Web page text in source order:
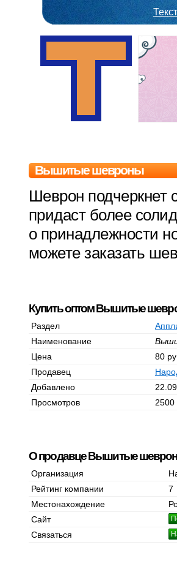
Вышитые шевроны
Шеврон подчеркнет
придаст более
о принадлежности
можете заказать
Купить оптом Вышитые
Раздел
Наименование
Цена
80
Продавец
Добавлено
Просмотров
2500
О продавце Вышитые
Организация
Рейтинг компании
7
Местонахождение
Сайт
Связаться